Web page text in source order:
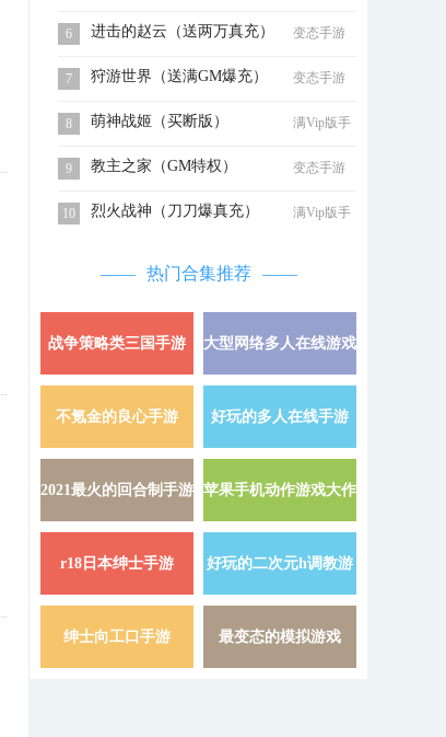
6 进击的赵云（送两万真充） 变态手游
7 狩游世界（送满GM爆充） 变态手游
8 萌神战姬（买断版）
满Vip版手
9
教主之家（GM特权） 变态手游
10 烈火战神（刀刀爆真充）
满Vip版手
热门合集推荐
战争策略类三国手游 详情 »
大型网络多人在线游戏
不氪金的良心手游 详情 »
好玩的多人在线手游
2021最火的回合制手游 详情 »
苹果手机动作游戏大作
r18日本绅士手游 详情 »
好玩的二次元h调教游
戏
绅士向工口手游 详情 »
最变态的模拟游戏